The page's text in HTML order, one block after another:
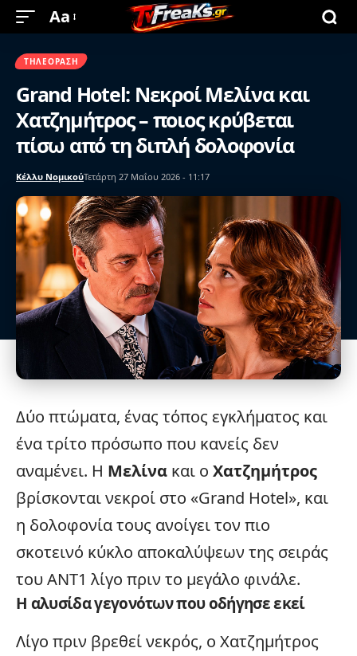
Aa
ΤΗΛΕΌΡΑΣΗ
Grand Hotel: Νεκροί Μελίνα και
Χατζημήτρος – ποιος κρύβεται
πίσω από τη διπλή δολοφονία
Κέλλυ ΝομικούΤετάρτη 27 Μαΐου 2026 - 11:17
Δύο πτώματα, ένας τόπος εγκλήματος και
ένα τρίτο πρόσωπο που κανείς δεν
αναμένει. Η Μελίνα και ο Χατζημήτρος
βρίσκονται νεκροί στο «Grand Hotel», και
η δολοφονία τους ανοίγει τον πιο
σκοτεινό κύκλο αποκαλύψεων της σειράς
του ΑΝΤ1 λίγο πριν το μεγάλο φινάλε.
Η αλυσίδα γεγονότων που οδήγησε εκεί
Λίγο πριν βρεθεί νεκρός, ο Χατζημήτρος